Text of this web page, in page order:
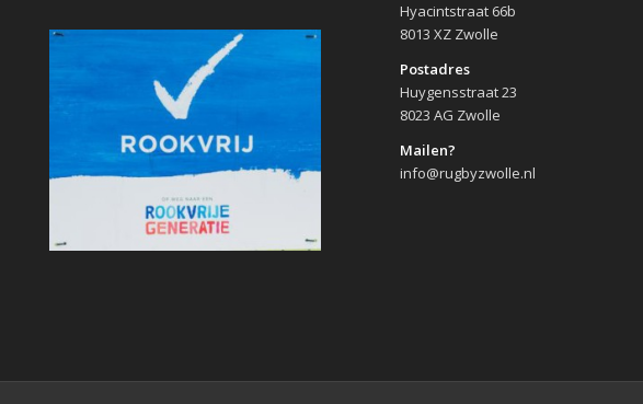
Hyacintstraat 66b
8013 XZ Zwolle
Postadres
Huygensstraat 23
8023 AG Zwolle
Mailen?
info@rugbyzwolle.nl